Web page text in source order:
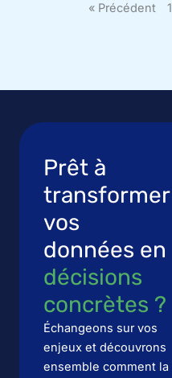
« Précédent 1
Prêt à
transformer
vos
données en
décisions
concrètes ?​​
Échangeons sur vos
enjeux et découvrons
ensemble comment la